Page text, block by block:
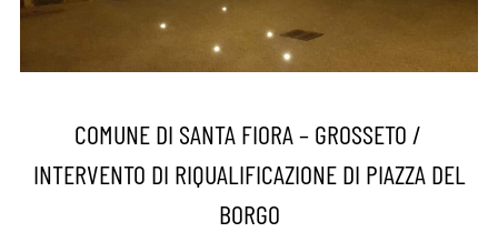
COMUNE DI SANTA FIORA – GROSSETO /
INTERVENTO DI RIQUALIFICAZIONE DI PIAZZA DEL
BORGO